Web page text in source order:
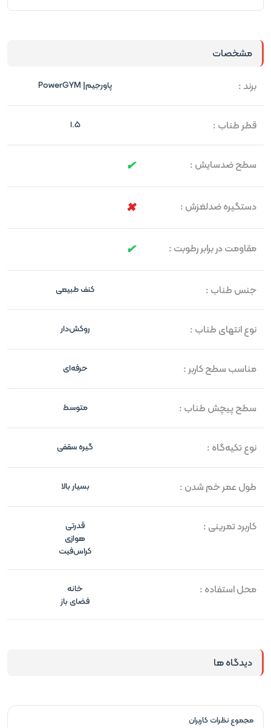
مشخصات
برند :
پاورجیم| PowerGYM
قطر طناب : 1.5
سطح ضدسایش :
دستگیره ضدلغزش :
مقاومت در برابر رطوبت :
جنس طناب : کنف طبیعی
نوع انتهای طناب : روکش‌دار
مناسب سطح کاربر : حرفه‌ای
سطح پیچش طناب : متوسط
نوع تکیه‌گاه : گیره سقفی
طول عمر خم شدن : بسیار بالا
کاربرد تمرینی :
قدرتی
هوازی
کراس‌فیت
محل استفاده :
خانه
فضای باز
دیدگاه ها
مجموع نظرات کاربران